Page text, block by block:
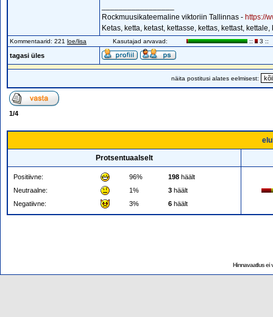
Rockmuusikateemaline viktoriin Tallinnas - https://
Ketas, ketta, ketast, kettasse, kettas, kettast,
Kommentaarid: 221 loe/lisa Kasutajad arvavad: :: 3 ::
tagasi üles
näita postitusi alates eelmisest:
1/4
Protsentuaalselt
Positiivne: 96% 198 häält
Neutraalne:
1% 3 häält
Negatiivne:
3% 6 häält
Hinnavaatlus ei